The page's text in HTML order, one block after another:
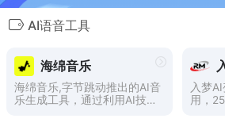
AI语音工具
海绵音乐
海绵音乐,字节跳动推出的AI音
乐生成工具，通过利用AI技术
入梦
用，